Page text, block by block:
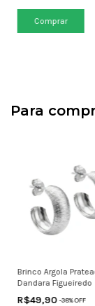
Para
Brinco Argola
Dandara Figueiredo
R$49,90-38% OFF